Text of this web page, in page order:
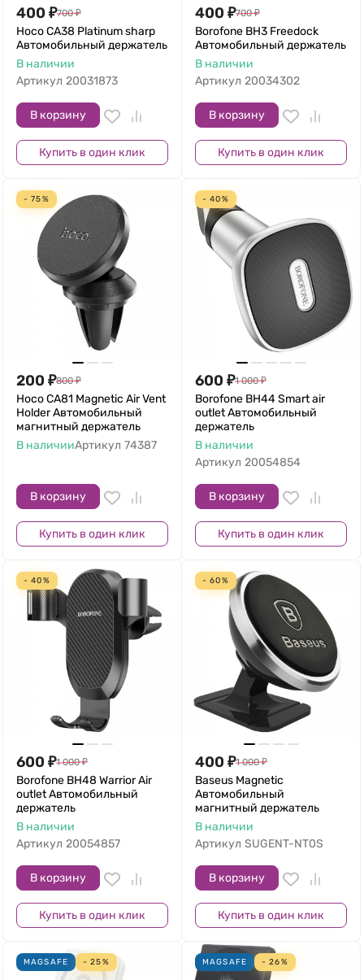
400 ₽700 ₽
Hoco CA38 Platinum sharp
Автомобильный держатель
В наличии
Артикул 20031873
В корзину
Купить в один клик
400 ₽700 ₽
Borofone BH3 Freedock
Автомобильный держатель
В наличии
Артикул 20034302
В корзину
Купить в один клик
- 75%
200 ₽800 ₽
Hoco CA81 Magnetic Air Vent
Holder Автомобильный
магнитный держатель
В наличииАртикул 74387
В корзину
Купить в один клик
- 40%
600 ₽1 000 ₽
Borofone BH44 Smart air
outlet Автомобильный
держатель
В наличии
Артикул 20054854
В корзину
Купить в один клик
- 40%
600 ₽1 000 ₽
Borofone BH48 Warrior Air
outlet Автомобильный
держатель
В наличии
Артикул 20054857
В корзину
Купить в один клик
- 60%
400 ₽1 000 ₽
Baseus Magnetic
Автомобильный
магнитный держатель
В наличии
Артикул SUGENT-NT0S
В корзину
Купить в один клик
MAGSAFE - 25% MAGSAFE - 26%